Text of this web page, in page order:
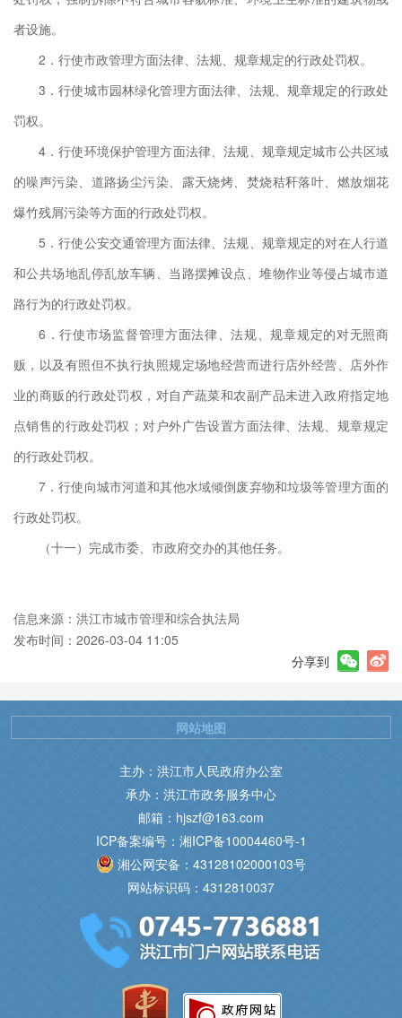
者设施。
2．行使市政管理方面法律、法规、规章规定的行政处罚权。
3．行使城市园林绿化管理方面法律、法规、规章规定的行政处
罚权。
4．行使环境保护管理方面法律、法规、规章规定城市公共区域
的噪声污染、道路扬尘污染、露天烧烤、焚烧秸秆落叶、燃放烟花
爆竹残屑污染等方面的行政处罚权。
5．行使公安交通管理方面法律、法规、规章规定的对在人行道
和公共场地乱停乱放车辆、当路摆摊设点、堆物作业等侵占城市道
路行为的行政处罚权。
6．行使市场监督管理方面法律、法规、规章规定的对无照商
贩，以及有照但不执行执照规定场地经营而进行店外经营、店外作
业的商贩的行政处罚权，对自产蔬菜和农副产品未进入政府指定地
点销售的行政处罚权；对户外广告设置方面法律、法规、规章规定
的行政处罚权。
7．行使向城市河道和其他水域倾倒废弃物和垃圾等管理方面的
行政处罚权。
（十一）完成市委、市政府交办的其他任务。
信息来源：洪江市城市管理和综合执法局
发布时间：2026-03-04 11:05
分享到
主办：洪江市人民政府办公室
承办：洪江市政务服务中心
邮箱：hjszf@163.com
ICP备案编号：湘ICP备10004460号-1
湘公网安备：43128102000103号
网站标识码：4312810037
网站地图